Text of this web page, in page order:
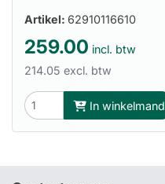
Artikel: 62910116610
259.00 incl. btw
214.05 excl. btw
In winkelmand